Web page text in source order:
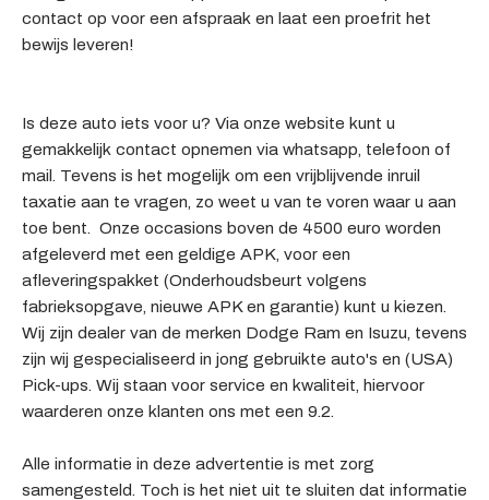
contact op voor een afspraak en laat een proefrit het
bewijs leveren!
Is deze auto iets voor u? Via onze website kunt u
gemakkelijk contact opnemen via whatsapp, telefoon of
mail. Tevens is het mogelijk om een vrijblijvende inruil
taxatie aan te vragen, zo weet u van te voren waar u aan
toe bent. Onze occasions boven de 4500 euro worden
afgeleverd met een geldige APK, voor een
afleveringspakket (Onderhoudsbeurt volgens
fabrieksopgave, nieuwe APK en garantie) kunt u kiezen.
Wij zijn dealer van de merken Dodge Ram en Isuzu, tevens
zijn wij gespecialiseerd in jong gebruikte auto's en (USA)
Pick-ups. Wij staan voor service en kwaliteit, hiervoor
waarderen onze klanten ons met een 9.2.
Alle informatie in deze advertentie is met zorg
samengesteld. Toch is het niet uit te sluiten dat informatie